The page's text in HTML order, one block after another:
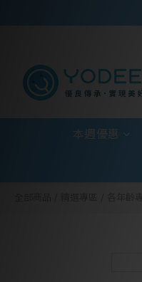
本週優惠